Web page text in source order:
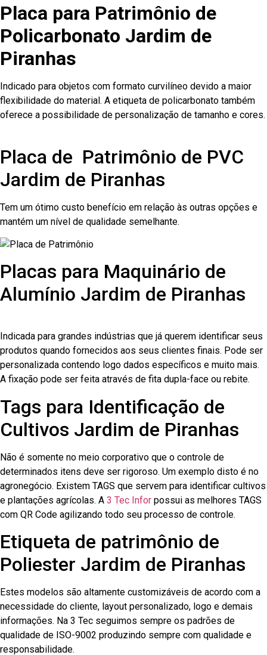
Placa para Patrimônio de
Policarbonato Jardim de
Piranhas
Indicado para objetos com formato curvilíneo devido a maior
flexibilidade do material. A etiqueta de policarbonato também
oferece a possibilidade de personalização de tamanho e cores.
Placa de Patrimônio de PVC
Jardim de Piranhas
Tem um ótimo custo benefício em relação às outras opções e
mantém um nível de qualidade semelhante.
Placas para Maquinário de
Alumínio Jardim de Piranhas
Indicada para grandes indústrias que já querem identificar seus
produtos quando fornecidos aos seus clientes finais. Pode ser
personalizada contendo logo dados específicos e muito mais.
A fixação pode ser feita através de fita dupla-face ou rebite.
Tags para Identificação de
Cultivos Jardim de Piranhas
Não é somente no meio corporativo que o controle de
determinados itens deve ser rigoroso. Um exemplo disto é no
agronegócio. Existem TAGS que servem para identificar cultivos
e plantações agrícolas. A 3 Tec Infor possui as melhores TAGS
com QR Code agilizando todo seu processo de controle.
Etiqueta de patrimônio de
Poliester Jardim de Piranhas
Estes modelos são altamente customizáveis de acordo com a
necessidade do cliente, layout personalizado, logo e demais
informações. Na 3 Tec seguimos sempre os padrões de
qualidade de ISO-9002 produzindo sempre com qualidade e
responsabilidade.